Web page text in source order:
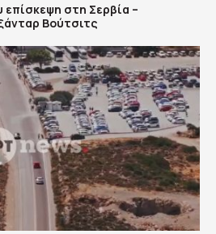
στη Σερβία –
Βούτσιτς